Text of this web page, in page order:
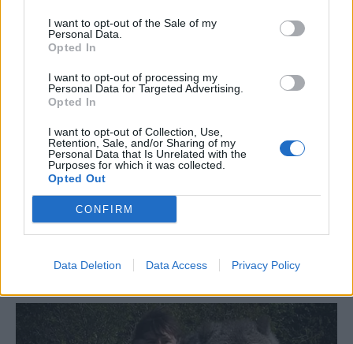
I want to opt-out of the Sale of my
Personal Data.
Opted In
I want to opt-out of processing my
Personal Data for Targeted Advertising.
Opted In
I want to opt-out of Collection, Use,
Retention, Sale, and/or Sharing of my
Personal Data that Is Unrelated with the
Purposes for which it was collected.
Opted Out
CONFIRM
Data Deletion Data Access Privacy Policy